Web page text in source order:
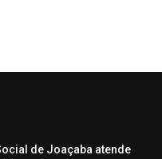
de Joaçaba atende